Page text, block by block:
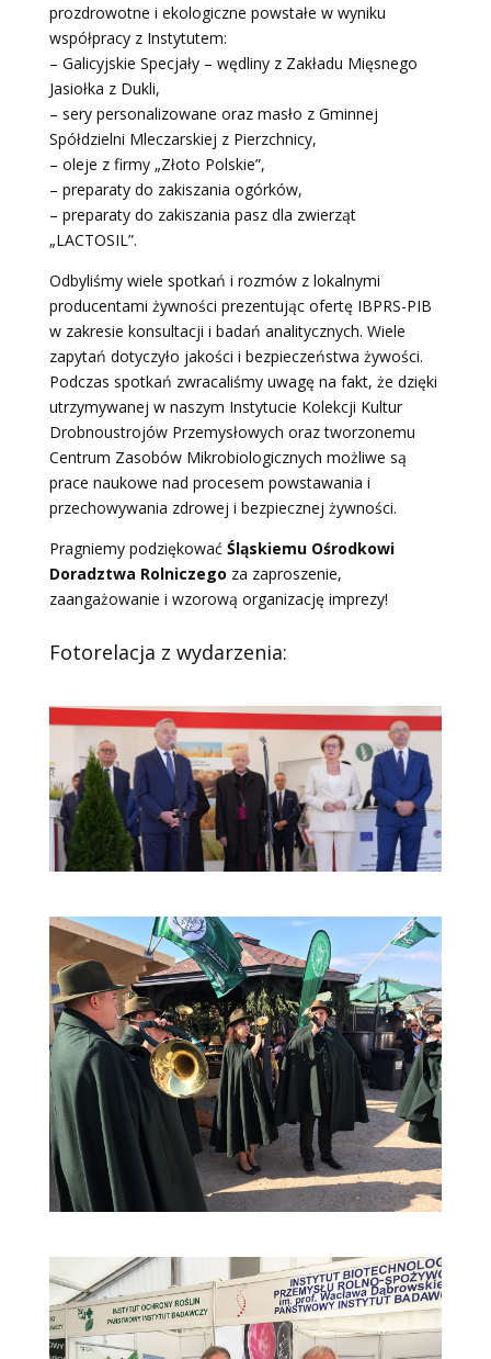
prozdrowotne i ekologiczne powstałe w wyniku
współpracy z Instytutem:
– Galicyjskie Specjały – wędliny z Zakładu Mięsnego
Jasiołka z Dukli,
– sery personalizowane oraz masło z Gminnej
Spółdzielni Mleczarskiej z Pierzchnicy,
– oleje z firmy „Złoto Polskie”,
– preparaty do zakiszania ogórków,
– preparaty do zakiszania pasz dla zwierząt
„LACTOSIL”.
Odbyliśmy wiele spotkań i rozmów z lokalnymi
producentami żywności prezentując ofertę IBPRS-PIB
w zakresie konsultacji i badań analitycznych. Wiele
zapytań dotyczyło jakości i bezpieczeństwa żywości.
Podczas spotkań zwracaliśmy uwagę na fakt, że dzięki
utrzymywanej w naszym Instytucie Kolekcji Kultur
Drobnoustrojów Przemysłowych oraz tworzonemu
Centrum Zasobów Mikrobiologicznych możliwe są
prace naukowe nad procesem powstawania i
przechowywania zdrowej i bezpiecznej żywności.
Pragniemy podziękować Śląskiemu Ośrodkowi
Doradztwa Rolniczego za zaproszenie,
zaangażowanie i wzorową organizację imprezy!
Fotorelacja z wydarzenia: